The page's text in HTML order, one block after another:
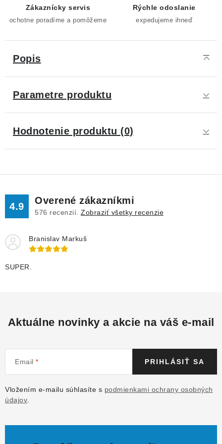
Zákaznícky servis
ochotne poradíme a pomôžeme
Rýchle odoslanie
expedujeme ihneď
Popis
Parametre produktu
Hodnotenie produktu (0)
4.9
Overené zákazníkmi
576 recenzií. Zobraziť všetky recenzie
Branislav Markuš
SUPER.
Aktuálne novinky a akcie na váš e-mail
Email
Vložením e-mailu súhlasíte s podmienkami ochrany osobných
údajov
PRIHLÁSIŤ SA